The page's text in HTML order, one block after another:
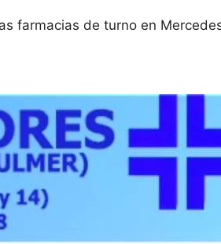
farmacias de turno en